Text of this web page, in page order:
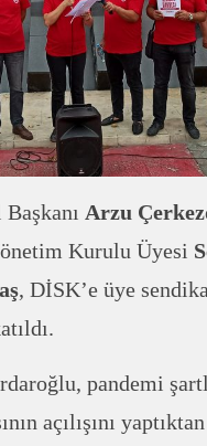
Arzu
Kurulu Üyesi
, DİSK’e üye
pandemi
açılışını